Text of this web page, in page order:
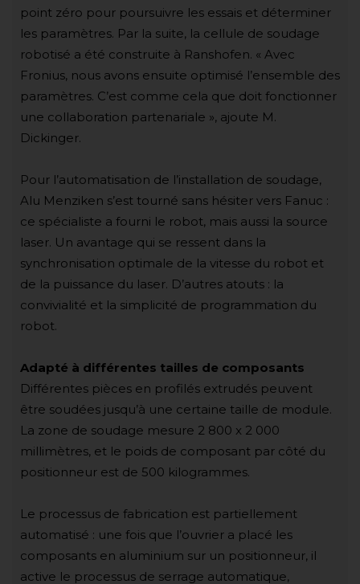
point zéro pour poursuivre les essais et déterminer
les paramètres. Par la suite, la cellule de soudage
robotisé a été construite à Ranshofen. « Avec
Fronius, nous avons ensuite optimisé l’ensemble des
paramètres. C’est comme cela que doit fonctionner
une collaboration partenariale », ajoute M.
Dickinger.
Pour l’automatisation de l’installation de soudage,
Alu Menziken s’est tourné sans hésiter vers Fanuc :
ce spécialiste a fourni le robot, mais aussi la source
laser. Un avantage qui se ressent dans la
synchronisation optimale de la vitesse du robot et
de la puissance du laser. D’autres atouts : la
convivialité et la simplicité de programmation du
robot.
Adapté à différentes tailles de composants
Différentes pièces en profilés extrudés peuvent
être soudées jusqu’à une certaine taille de module.
La zone de soudage mesure 2 800 x 2 000
millimètres, et le poids de composant par côté du
positionneur est de 500 kilogrammes.
Le processus de fabrication est partiellement
automatisé : une fois que l’ouvrier a placé les
composants en aluminium sur un positionneur, il
active le processus de serrage automatique,